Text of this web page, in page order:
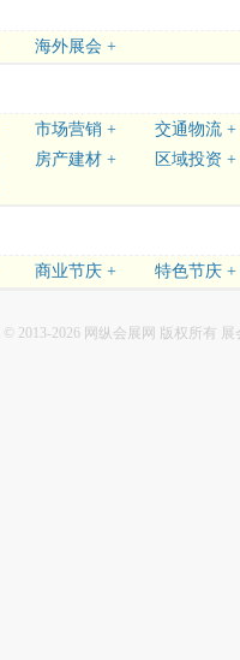
海外展会 +
市场营销 +
交通物流 +
房产建材 +
区域投资 +
商业节庆 + 特色节庆 +
© 2013-2026 网纵会展网 版权所有